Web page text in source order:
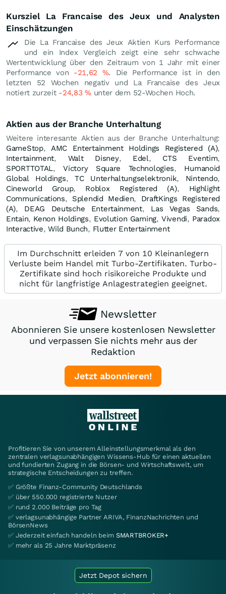
Kursziel La Francaise des Jeux und Analysten
Einschätzungen
Die La Francaise des Jeux Aktien Kurs Performance
und ein Index Vergleich zeigt eine sehr schwache
Wertentwicklung über den Zeitraum von 1 Jahr mit einer
Performance von -21,62 %. Die Performance ist in den
letzten 52 Wochen negativ und La Francaise des Jeux
notiert zurzeit -24,83%unter dem 52-Wochen Hoch.
Aktien aus der Branche Unterhaltung
Weitere interesante Aktien aus der Branche Unterhaltung:
GameStop, AMC Entertainment Holdings Registered (A),
Intertainment, Walt Disney, Edel, CTS Eventim,
SPORTTOTAL,Victory Square Technologies, Humanoid
Global Holdings, TC Unterhaltungselektronik, Nintendo,
Cineworld Group, Roblox Registered (A), Highlight
Communications, Splendid Medien, DraftKings Registered
(A), DEAG Deutsche Entertainment, Las Vegas Sands,
Entain, Kenon Holdings, Evolution Gaming,Vivendi, Paradox
Interactive,Wild Bunch, Flutter Entertainment
Im Durchschnitt erleiden 7 von 10 Kleinanlegern
Verluste beim Handel mit Turbo-Zertifikaten. Turbo-
Zertifikate sind hoch risikoreiche Produkte und
nicht für langfristige Anlagestrategien geeignet.
Newsletter
Abonnieren Sie unsere kostenlosen Newsletter
und verpassen Sie nichts mehr aus der
Redaktion
Jetzt abonnieren!
Profitieren Sie von unserem Alleinstellungsmerkmal als den
zentralen verlagsunabhängigen Wissens-Hub für einen aktuellen
und fundierten Zugang in die Börsen- und Wirtschaftswelt, um
strategische Entscheidungen zu treffen.
✅ Größte Finanz-Community Deutschlands
✅ über 550.000 registrierte Nutzer
✅ rund 2.000 Beiträge pro Tag
✅ verlagsunabhängige Partner ARIVA, FinanzNachrichten und
BörsenNews
✅ Jederzeit einfach handeln beim SMARTBROKER+
✅ mehr als 25 Jahre Marktpräsenz
Jetzt Depot sichern